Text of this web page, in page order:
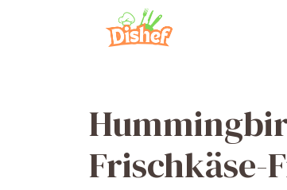
Frischkäse-